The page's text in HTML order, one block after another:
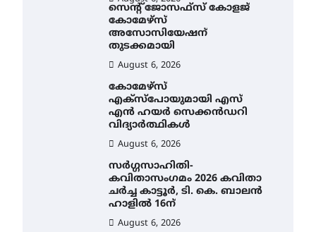
സെന്റ് ജോസഫ്സ് കോളജ്
കോമേഴ്‌സ്
അസോസിയേഷന്
തുടക്കമായി
August 6, 2026
കോമേഴ്സ്
എക്സ്പോയുമായി എസ്
എൻ ഹയർ സെക്കൻഡറി
വിദ്യാർത്ഥികൾ
August 6, 2026
സർഗ്ഗസാഹിതി-
കവിതാസംഗമം 2026 കവിതാ
ചർച്ച കാട്ടൂർ, ടി. കെ. ബാലൻ
ഹാളിൽ 16ന്
August 6, 2026